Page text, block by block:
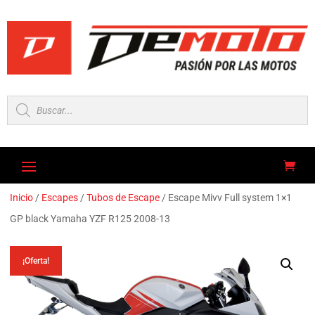
Búsqueda
de
productos
Inicio / Escapes /Tubos de Escape / Escape Mivv Full system 1×1
GP black Yamaha YZF R125 2008-13
¡Oferta!